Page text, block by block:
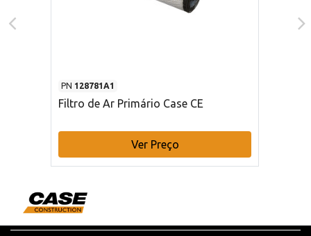
PN 128781A1
Filtro de Ar Primário Case CE
Ver Preço